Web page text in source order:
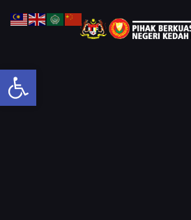
Open toolbar